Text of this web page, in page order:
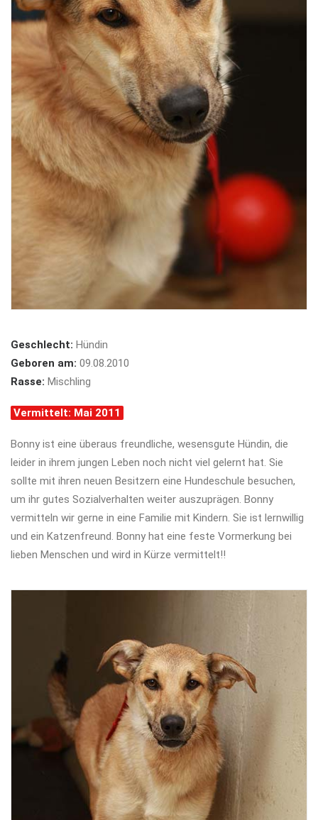
Geschlecht: Hündin
Geboren am: 09.08.2010
Rasse: Mischling
Vermittelt: Mai 2011
Bonny ist eine überaus freundliche, wesensgute Hündin, die
leider in ihrem jungen Leben noch nicht viel gelernt hat. Sie
sollte mit ihren neuen Besitzern eine Hundeschule besuchen,
um ihr gutes Sozialverhalten weiter auszuprägen. Bonny
vermitteln wir gerne in eine Familie mit Kindern. Sie ist lernwillig
und ein Katzenfreund. Bonny hat eine feste Vormerkung bei
lieben Menschen und wird in Kürze vermittelt!!